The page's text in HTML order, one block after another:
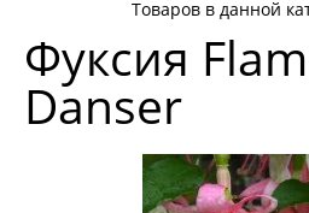
Товаров в данной
Фуксия
Danser